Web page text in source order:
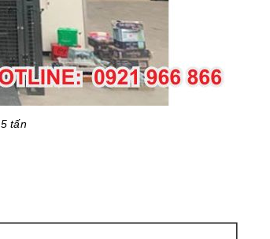
tấn